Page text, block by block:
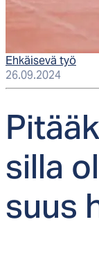
Ehkäisevä työ
26.09.2024
sil­la
suus